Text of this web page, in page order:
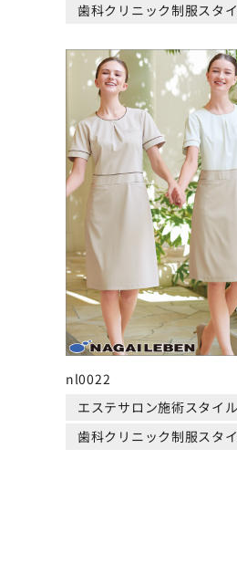
歯科クリニック制服スタ
nl0022
エステサロン施術スタイル
歯科クリニック制服スタ